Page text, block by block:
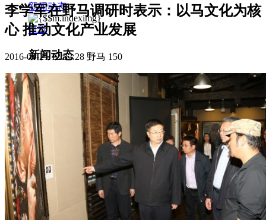
新闻动态
全部
新闻动态
集团新闻
媒体报道
往来名人
人才招聘
人才招聘
人才理念
人才招聘
社会招聘
校园招聘
视觉文化
李学军在野马调研时表示：以马文化为核
心 推动文化产业发展
2016-04-21 12:32:28 野马 150